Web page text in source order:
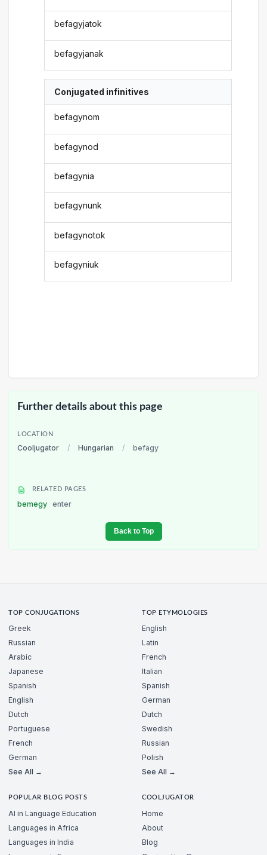
befagyjatok
befagyjanak
Conjugated infinitives
befagynom
befagynod
befagynia
befagynunk
befagynotok
befagyniuk
Further details about this page
LOCATION
Cooljugator / Hungarian / befagy
RELATED PAGES
bemegy enter
Back to Top
TOP CONJUGATIONS
Greek
Russian
Arabic
Japanese
Spanish
English
Dutch
Portuguese
French
German
See All →
TOP ETYMOLOGIES
English
Latin
French
Italian
Spanish
German
Dutch
Swedish
Russian
Polish
See All →
POPULAR BLOG POSTS
AI in Language Education
Languages in Africa
Languages in India
COOLJUGATOR
Home
About
Blog